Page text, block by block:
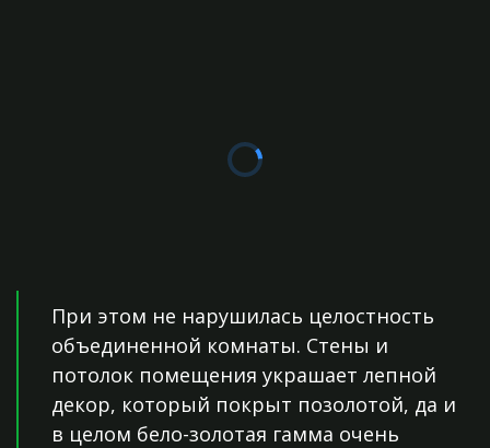
При этом не нарушилась целостность
объединенной комнаты. Стены и
потолок помещения украшает лепной
декор, который покрыт позолотой, да и
в целом бело-золотая гамма очень